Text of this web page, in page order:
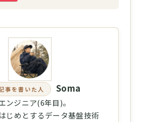
事を書いた人 Soma
ンジニア(6年目)。
じめとするデータ基盤技術